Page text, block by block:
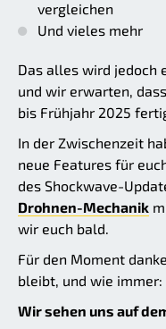
vergleichen
Und vieles mehr
Das alles wird jedoch
und wir erwarten,
bis Frühjahr 2025
In der Zwischenzeit
neue Features für
des Shockwave-
Drohnen-Mechanik
wir euch bald.
Für den Moment
bleibt, und wie immer:
Wir sehen uns auf